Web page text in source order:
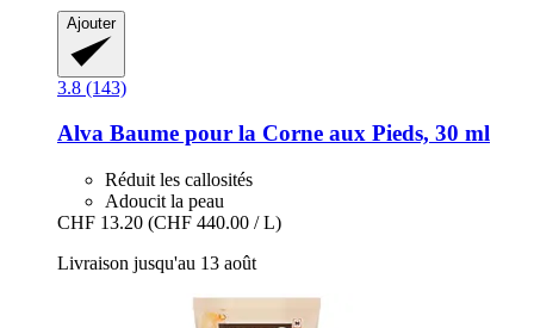
Ajouter
3.8 (143)
Alva Baume pour la Corne aux Pieds, 30 ml
Réduit les callosités
Adoucit la peau
CHF 13.20 (CHF 440.00 / L)
Livraison jusqu'au 13 août